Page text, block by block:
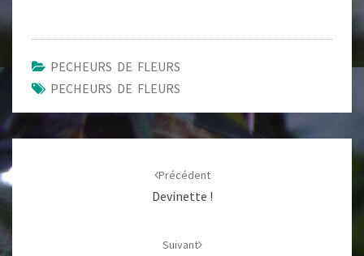
PECHEURS DE FLEURS
PECHEURS DE FLEURS
Navigation
d'article
Précédent
Devinette !
Suivant